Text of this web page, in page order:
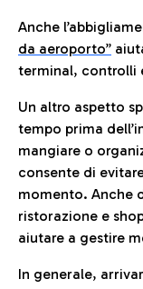
Anche
da aeroporto” a
terminal, controlli
Un altro aspetto
tempo prima
mangiare o
consente di
momento. Anche
ristorazione e
aiutare a gestire
In generale,